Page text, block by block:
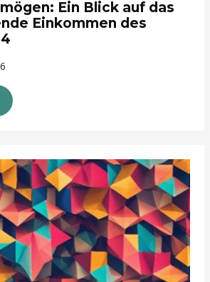
Ein Blick auf das
Einkommen des